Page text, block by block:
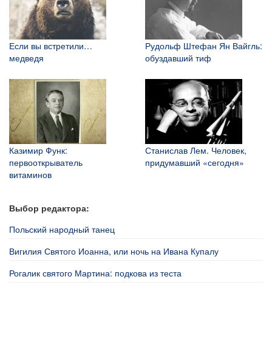
Если вы встретили…
медведя
Рудольф Штефан Ян Вайгль:
обуздавший тиф
Казимир Функ:
первооткрыватель
витаминов
Станислав Лем. Человек,
придумавший «сегодня»
Выбор редактора:
Польский народный танец
Вигилия Святого Иоанна, или ночь на Ивана Купалу
Рогалик святого Мартина: подкова из теста